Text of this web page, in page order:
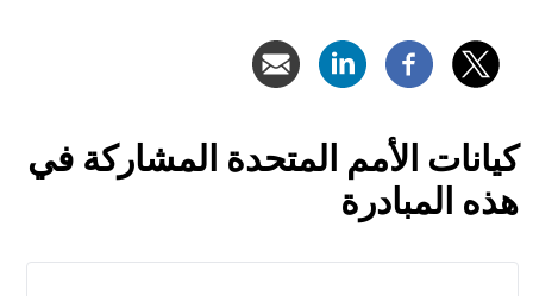
كيانات الأمم المتحدة المشاركة في
هذه المبادرة